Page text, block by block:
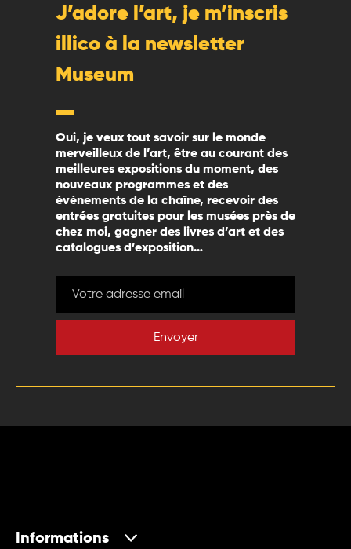
J’adore l’art, je m’inscris
illico à la newsletter
Museum
Oui, je veux tout savoir sur le monde
merveilleux de l’art, être au courant des
meilleures expositions du moment, des
nouveaux programmes et des
événements de la chaîne, recevoir des
entrées gratuites pour les musées près de
chez moi, gagner des livres d’art et des
catalogues d’exposition…
Envoyer
Informations